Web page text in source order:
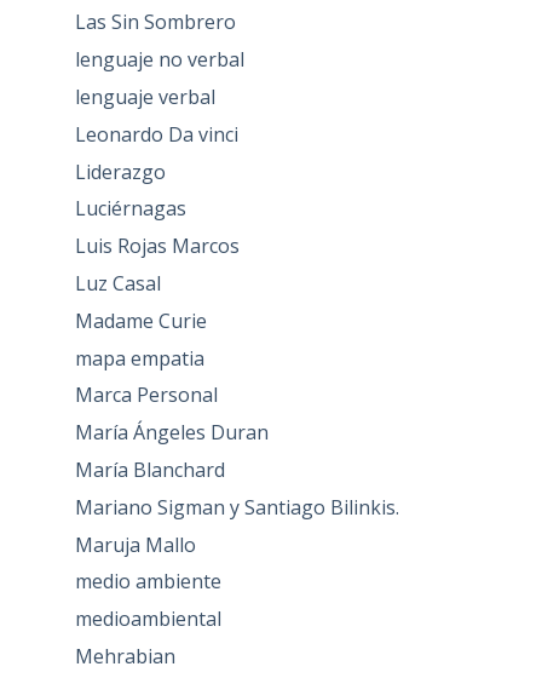
Las Sin Sombrero
lenguaje no verbal
lenguaje verbal
Leonardo Da vinci
Liderazgo
Luciérnagas
Luis Rojas Marcos
Luz Casal
Madame Curie
mapa empatia
Marca Personal
María Ángeles Duran
María Blanchard
Mariano Sigman y Santiago Bilinkis.
Maruja Mallo
medio ambiente
medioambiental
Mehrabian